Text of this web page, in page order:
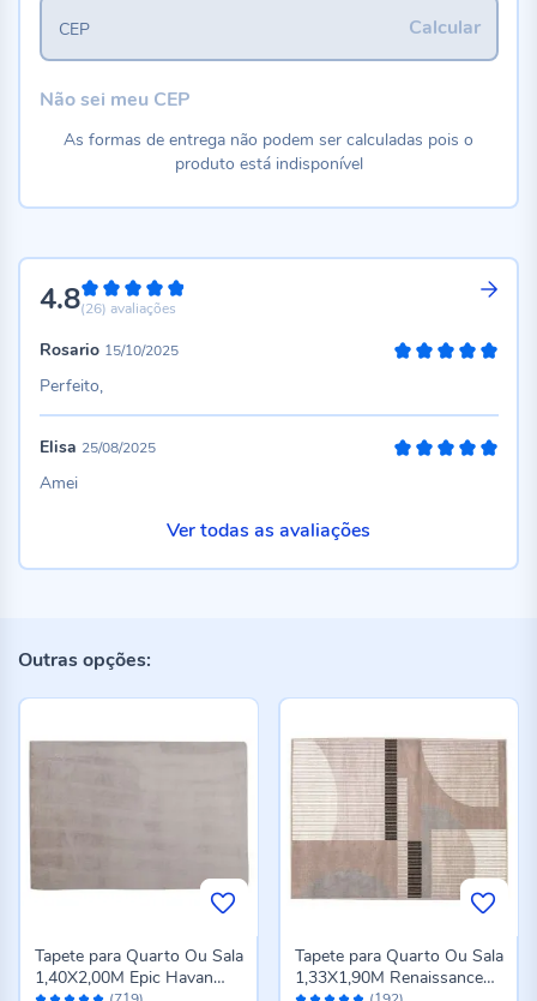
4.896%
(26) avaliações
Rosario 15/10/2025
Perfeito,
Elisa 25/08/2025
Amei
Ver todas as avaliações
Calcular
CEP
Não sei meu CEP
As formas de entrega não podem ser calculadas pois o
produto está indisponível
Outras opções:
Tapete para Quarto Ou Sala
1,40X2,00M Epic Havan
Tapete para Quarto Ou Sala
1,33X1,90M Renaissance